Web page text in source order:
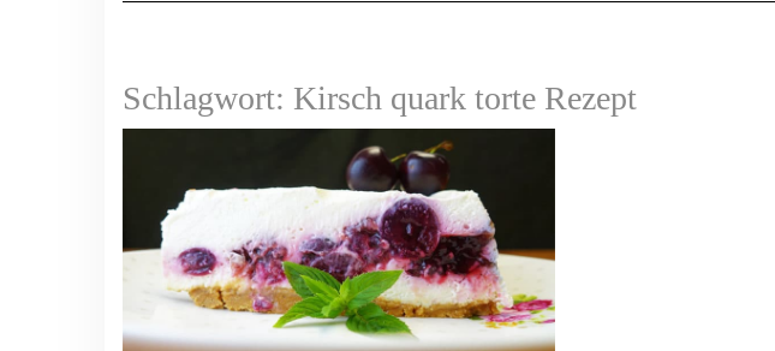
Schlagwort: Kirsch quark torte Rezept